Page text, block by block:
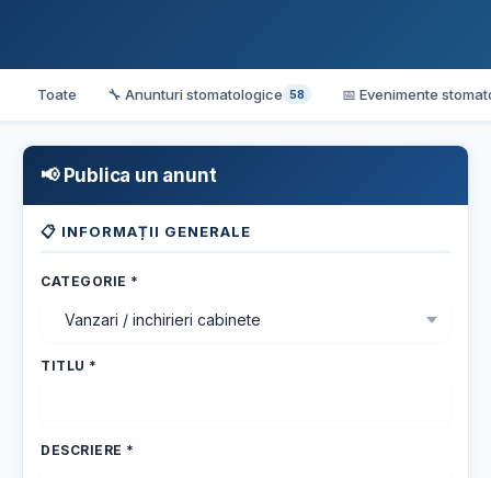
Toate 🔧 Anunturi stomatologice 58 📅 Evenimente
📢 Publica un anunt
📋 INFORMAȚII GENERALE
CATEGORIE *
TITLU *
DESCRIERE *